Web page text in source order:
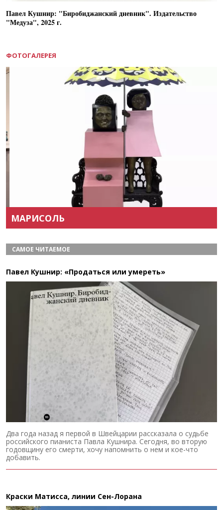
Павел Кушнир: "Биробиджанский дневник". Издательство
"Медуза", 2025 г.
ФОТОГАЛЕРЕЯ
МАРИСОЛЬ
САМОЕ ЧИТАЕМОЕ
Павел Кушнир: «Продаться или умереть»
Два года назад я первой в Швейцарии рассказала о судьбе
российского пианиста Павла Кушнира. Сегодня, во вторую
годовщину его смерти, хочу напомнить о нем и кое-что
добавить.
Краски Матисса, линии Сен-Лорана